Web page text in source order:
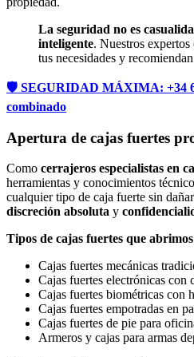
La seguridad no es
inteligente. Nuestros
tus necesidades y
🛡️ SEGURIDAD MÁXIMA: +34
combinado
Apertura de cajas fuertes
Como cerrajeros especialistas en
herramientas y conocimientos
cualquier tipo de caja fuerte sin
discreción absoluta y
Tipos de cajas fuertes que abrimos
Cajas fuertes mecánicas
Cajas fuertes electrónicas con
Cajas fuertes biométricas con
Cajas fuertes empotradas en
Cajas fuertes de pie para
Armeros y cajas para armas